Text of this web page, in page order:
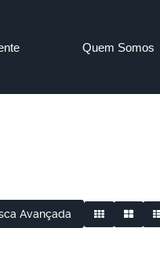
Quem Somos
Avançada